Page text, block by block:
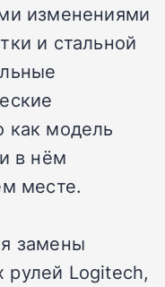
изменениями
и стальной
как модель
в нём
месте.
замены
Logitech,